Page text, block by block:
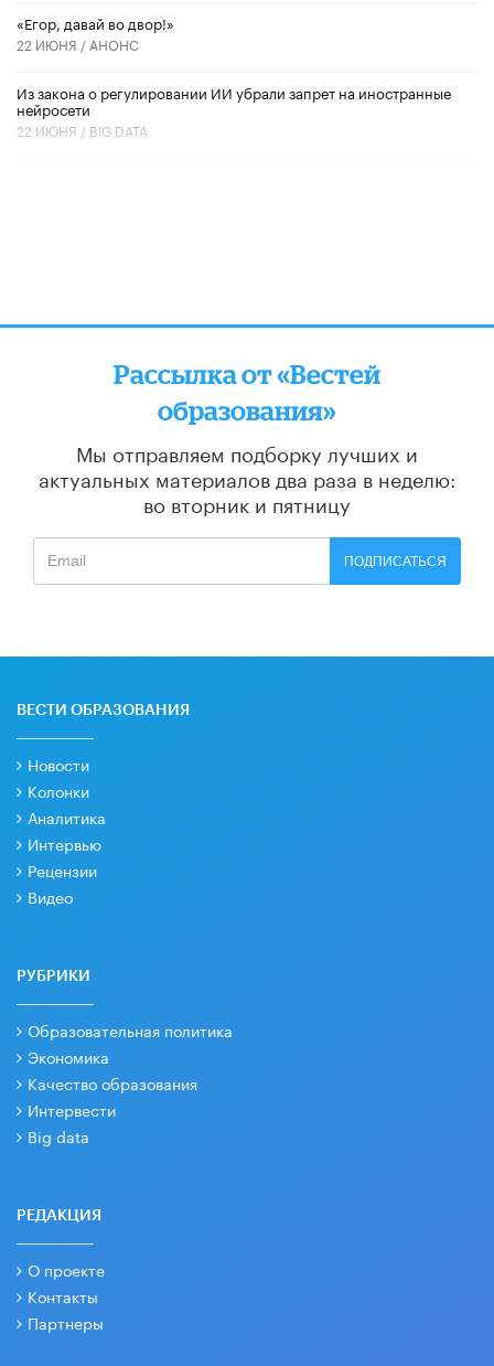
«Егор, давай во двор!»
22 ИЮНЯ / АНОНС
Из закона о регулировании ИИ убрали запрет на иностранные
нейросети
22 ИЮНЯ / BIG DATA
Рассылка от «Вестей
образования»
Мы отправляем подборку лучших и
актуальных материалов два раза в неделю:
во вторник и пятницу
ПОДПИСАТЬСЯ
ВЕСТИ ОБРАЗОВАНИЯ
Новости
Колонки
Аналитика
Интервью
Рецензии
Видео
РУБРИКИ
Образовательная политика
Экономика
Качество образования
Интервести
Big data
РЕДАКЦИЯ
О проекте
Контакты
Партнеры